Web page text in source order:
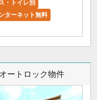
・トイレ別
ターネット無料
ートロック物件